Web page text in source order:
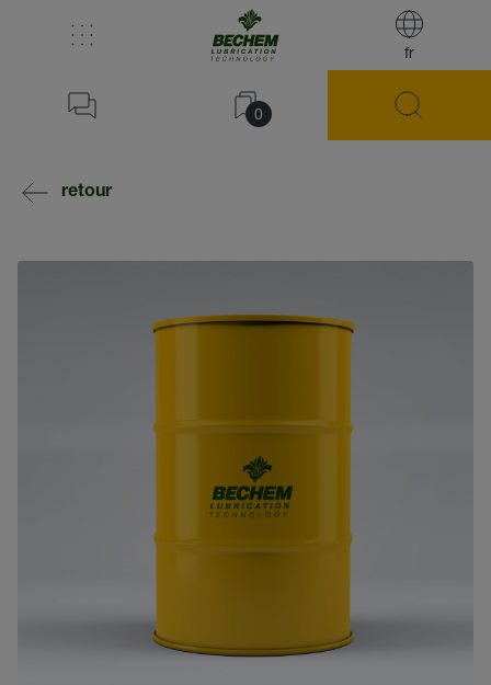
fr
0
retour